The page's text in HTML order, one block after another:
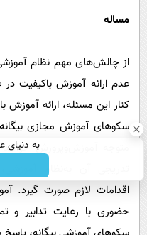
مساله
از چالش‌های مهم نظام
عدم ارائه آموزش باکیفیت
کنار این مسئله، ارائه
سکوهای آموزش مجازی
متوجه آموزش‌وپرورش
تدریجی آن به‌نظام
اقدامات لازم صورت گیرد.
حضوری با رعایت تدابیر و
به دنیای